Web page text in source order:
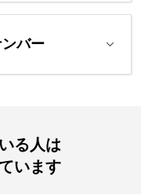
バー
る人は
います